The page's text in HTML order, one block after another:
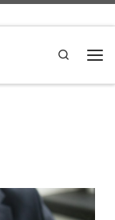
Search